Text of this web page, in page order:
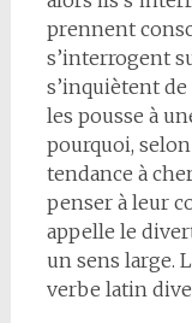
prennent
s’interrogent
s’inquiètent
les pousse à
pourquoi,
tendance à
penser à leur
appelle le
un sens large.
verbe latin